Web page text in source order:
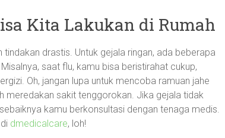
Kita Lakukan di Rumah
drastis. Untuk gejala ringan, ada beberapa
saat flu, kamu bisa beristirahat cukup,
Oh, jangan lupa untuk mencoba ramuan jahe
meredakan sakit tenggorokan. Jika gejala tidak
kamu berkonsultasi dengan tenaga medis.
dmedicalcare, loh!